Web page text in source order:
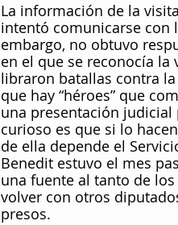
La información de la
intentó comunicarse con
embargo, no obtuvo
en el que se reconocía
libraron batallas contra
que hay “héroes” que
una presentación
curioso es que si lo
de ella depende el
Benedit estuvo el mes
una fuente al tanto de
volver con otros
presos.